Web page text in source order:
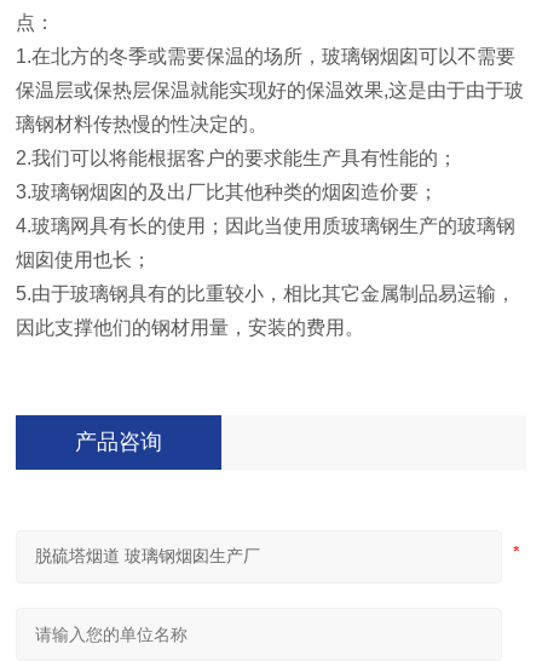
点：
1.在北方的冬季或需要保温的场所，玻璃钢烟囱可以不需要
保温层或保热层保温就能实现好的保温效果,这是由于由于玻
璃钢材料传热慢的性决定的。
2.我们可以将能根据客户的要求能生产具有性能的；
3.玻璃钢烟囱的及出厂比其他种类的烟囱造价要；
4.玻璃网具有长的使用；因此当使用质玻璃钢生产的玻璃钢
烟囱使用也长；
5.由于玻璃钢具有的比重较小，相比其它金属制品易运输，
因此支撑他们的钢材用量，安装的费用。
产品咨询